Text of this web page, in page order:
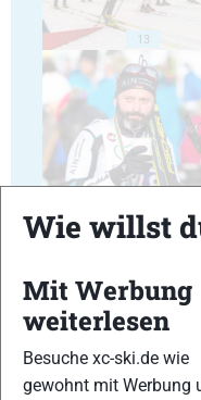
13
17
Wie willst
Mit Werbung
weiterlesen
Besuche xc-ski.de wie
gewohnt mit Werbung